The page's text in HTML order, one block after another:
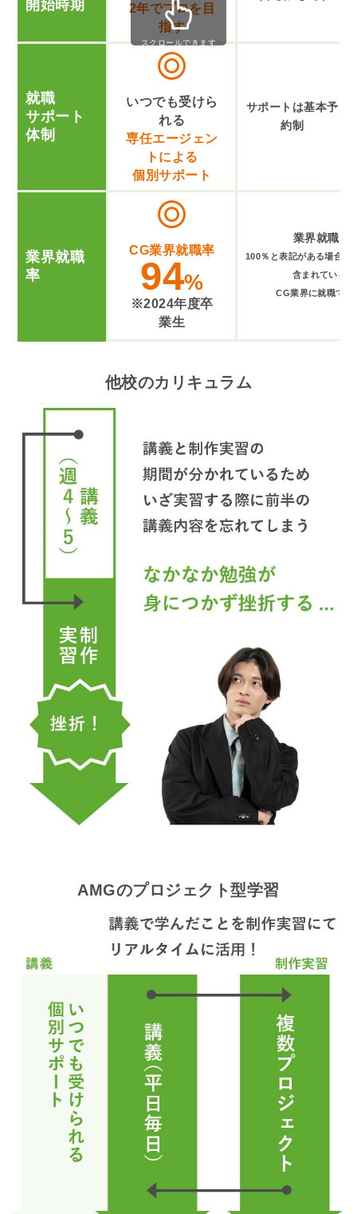
開始時期
2年でプロを目
指す
就職
サポート
体制
いつでも受けら
れる
専任エージェン
トによる
個別サポート
サポートは基本予
約制
業界就職
率
CG業界就職率
94%
※2024年度卒
業生
業界就職率
100％と表記がある場合は
含まれている
CG業界に就職でき
スクロールできます
他校のカリキュラム
AMGのプロジェクト型学習